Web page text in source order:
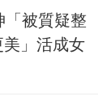
「被質疑整
」活成女